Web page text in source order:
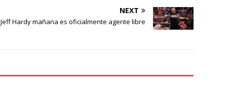
NEXT
Jeff Hardy mañana es oficialmente agente libre